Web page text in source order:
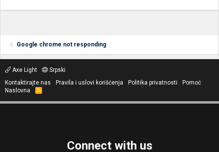
Google chrome not responding
Axe Light
Srpski
Kontaktirajte nas
Pravila i uslovi korišćenja Politika privatnosti
Pomoć
Naslovna
R
S
Connect with us